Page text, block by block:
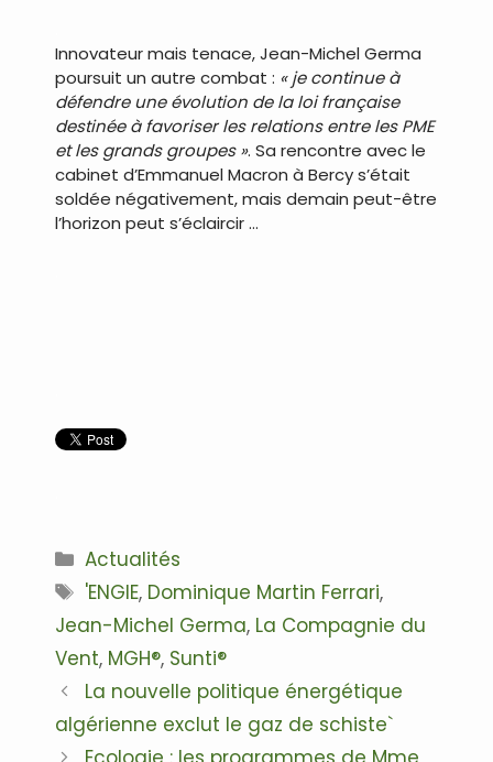
Innovateur mais tenace, Jean-Michel Germa
poursuit un autre combat : « je continue à
défendre une évolution de la loi française
destinée à favoriser les relations entre les PME
et les grands groupes ». Sa rencontre avec le
cabinet d’Emmanuel Macron à Bercy s’était
soldée négativement, mais demain peut-être
l’horizon peut s’éclaircir …
Catégories
Actualités
Étiquettes
'ENGIE, Dominique Martin Ferrari,
Jean-Michel Germa, La Compagnie du
Vent, MGH®, Sunti®
Navigation
des
articles
La nouvelle politique énergétique
algérienne exclut le gaz de schiste`